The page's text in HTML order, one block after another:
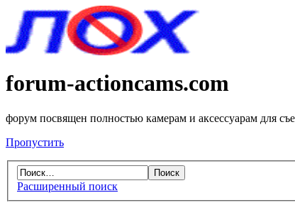
forum-actioncams.com
форум посвящен полностью камерам и аксессуарам для
Пропустить
Расширенный поиск